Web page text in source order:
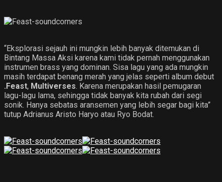
“Eksplorasi sejauh ini mungkin lebih banyak ditemukan di
Bintang Massa Aksi karena kami tidak pernah menggunakan
instrumen brass yang dominan. Sisa lagu yang ada mungkin
masih terdapat benang merah yang jelas seperti album debut
.Feast, Multiverses. Karena merupakan hasil pemugaran
lagu-lagu lama, sehingga tidak banyak kita rubah dari segi
sonik. Hanya sebatas aransemen yang lebih segar bagi kita”
tutup Adrianus Aristo Haryo atau Ryo Bodat.